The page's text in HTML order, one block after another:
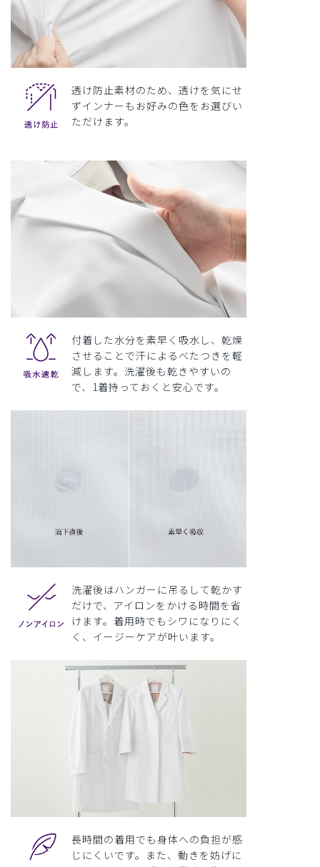
透け防止素材のため、透けを気にせ
ずインナーもお好みの色をお選びい
ただけます。
付着した水分を素早く吸水し、乾燥
させることで汗によるべたつきを軽
減します。洗濯後も乾きやすいの
で、1着持っておくと安心です。
洗濯後はハンガーに吊るして乾かす
だけで、アイロンをかける時間を省
けます。着用時でもシワになりにく
く、イージーケアが叶います。
長時間の着用でも身体への負担が感
じにくいです。また、動きを妨げに